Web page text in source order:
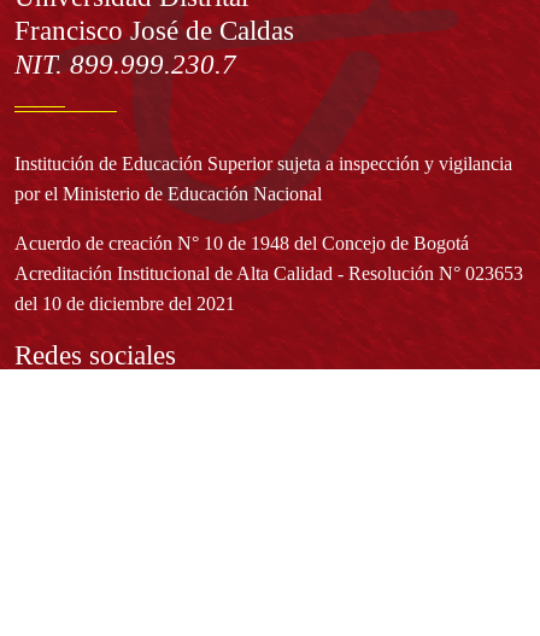
Francisco José de Caldas
NIT. 899.999.230.7
Institución de Educación Superior sujeta a inspección y vigilancia
por el Ministerio de Educación Nacional
Acuerdo de creación N° 10 de 1948 del Concejo de Bogotá
Acreditación Institucional de Alta Calidad - Resolución N° 023653
del 10 de diciembre del 2021
Redes sociales